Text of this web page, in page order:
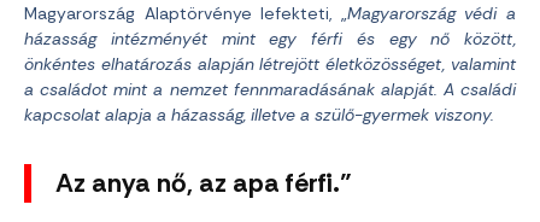
Magyarország Alaptörvénye lefekteti, „Magyarország védi a
házasság intézményét mint egy férfi és egy nő között,
önkéntes elhatározás alapján létrejött életközösséget, valamint
a családot mint a nemzet fennmaradásának alapját. A családi
kapcsolat alapja a házasság, illetve a szülő-gyermek viszony.
Az anya nő, az apa férfi.”